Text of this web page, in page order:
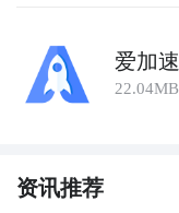
爱加速
22.04MB
资讯推荐